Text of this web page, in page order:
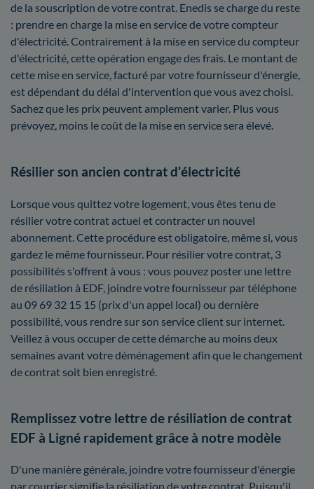
de la souscription de votre contrat. Enedis se charge du reste
: prendre en charge la mise en service de votre compteur
d'électricité. Contrairement à la mise en service du compteur
d'électricité, cette opération engage des frais. Le montant de
cette mise en service, facturé par votre fournisseur d'énergie,
est dépendant du délai d'intervention que vous avez choisi.
Sachez que les prix peuvent amplement varier. Plus vous
prévoyez, moins le coût de la mise en service sera élevé.
Résilier son ancien contrat d'électricité
Lorsque vous quittez votre logement, vous êtes tenu de
résilier votre contrat actuel et contracter un nouvel
abonnement. Cette procédure est obligatoire, même si, vous
gardez le même fournisseur. Pour résilier votre contrat, 3
possibilités s'offrent à vous : vous pouvez poster une lettre
de résiliation à EDF, joindre votre fournisseur par téléphone
au 09 69 32 15 15 (prix d'un appel local) ou dernière
possibilité, vous rendre sur son service client sur internet.
Veillez à vous occuper de cette démarche au moins deux
semaines avant votre déménagement afin que le changement
de contrat soit bien enregistré.
Remplissez votre lettre de résiliation de contrat
EDF à Ligné rapidement grâce à notre modèle
D'une manière générale, joindre votre fournisseur d'énergie
par courrier signifie la résiliation de votre contrat. Puisqu'il